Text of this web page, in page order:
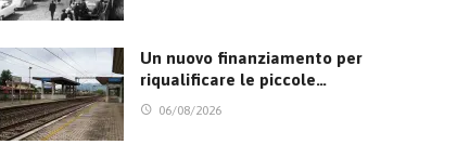
Un nuovo finanziamento per
riqualificare le piccole…
06/08/2026